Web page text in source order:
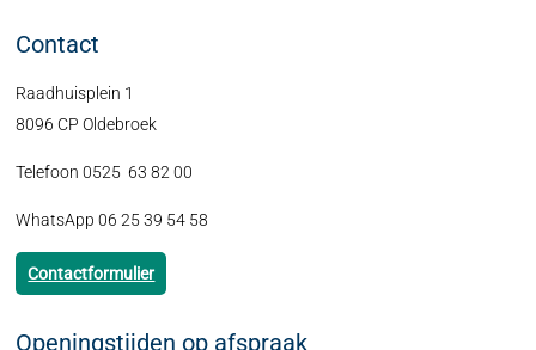
Contact
Raadhuisplein 1
8096 CP Oldebroek
Telefoon 0525 63 82 00
WhatsApp 06 25 39 54 58
Contactformulier
Openingstijden op afspraak